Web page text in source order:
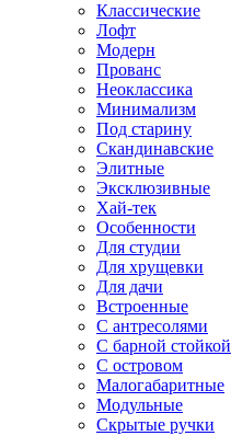
Классические
Лофт
Модерн
Прованс
Неоклассика
Минимализм
Под старину
Скандинавские
Элитные
Эксклюзивные
Хай-тек
Особенности
Для студии
Для хрущевки
Для дачи
Встроенные
С антресолями
С барной стойкой
С островом
Малогабаритные
Модульные
Скрытые ручки